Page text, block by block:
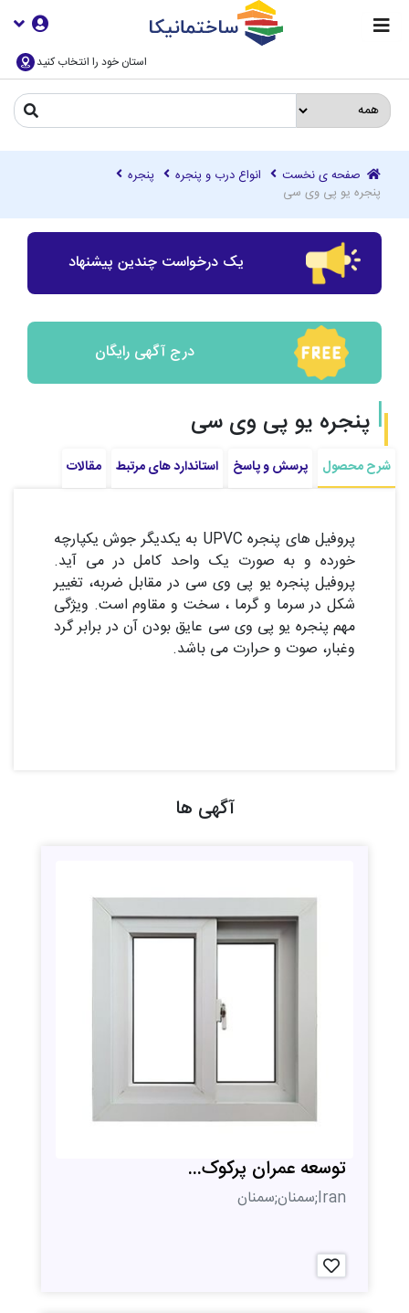
استان خود را انتخاب کنید
صفحه ی نخست انواع درب و پنجره
پنجره
پنجره یو پی وی سی
یک درخواست چندین پیشنهاد
درج آگهی رایگان
پنجره یو پی وی سی
شرح محصول پرسش و پاسخ استاندارد های مرتبط مقالات
پروفیل های پنجره UPVC به یکدیگر جوش یکپارچه
خورده و به صورت یک واحد کامل در می آید.
پروفیل پنجره یو پی وی سی در مقابل ضربه، تغییر
شکل در سرما و گرما ، سخت و مقاوم است. ویژگی
مهم پنجره یو پی وی سی عایق بودن آن در برابر گرد
وغبار، صوت و حرارت می باشد.
آگهی ها
توسعه عمران پرکوک...
Iran;سمنان;سمنان